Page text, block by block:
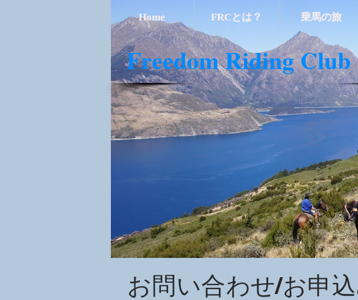
NZ南島.jpg
​Freedom Riding Club
Home FRCとは？ 乗馬の旅
お問い合わせ/お申